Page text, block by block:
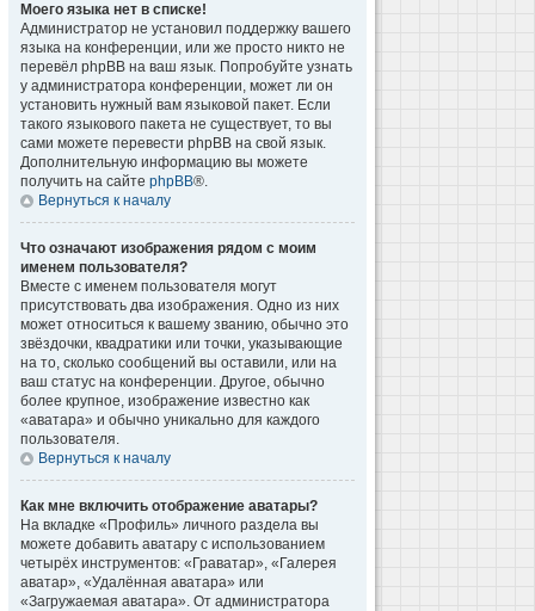
Моего языка нет в списке!
Администратор не установил поддержку вашего
языка на конференции, или же просто никто не
перевёл phpBB на ваш язык. Попробуйте узнать
у администратора конференции, может ли он
установить нужный вам языковой пакет. Если
такого языкового пакета не существует, то вы
сами можете перевести phpBB на свой язык.
Дополнительную информацию вы можете
получить на сайте phpBB®.
Вернуться к началу
Что означают изображения рядом с моим
именем пользователя?
Вместе с именем пользователя могут
присутствовать два изображения. Одно из них
может относиться к вашему званию, обычно это
звёздочки, квадратики или точки, указывающие
на то, сколько сообщений вы оставили, или на
ваш статус на конференции. Другое, обычно
более крупное, изображение известно как
«аватара» и обычно уникально для каждого
пользователя.
Вернуться к началу
Как мне включить отображение аватары?
На вкладке «Профиль» личного раздела вы
можете добавить аватару с использованием
четырёх инструментов: «Граватар», «Галерея
аватар», «Удалённая аватара» или
«Загружаемая аватара». От администратора